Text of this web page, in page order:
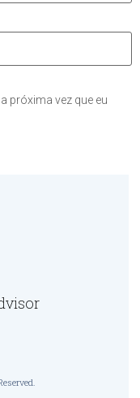
próxima vez que eu